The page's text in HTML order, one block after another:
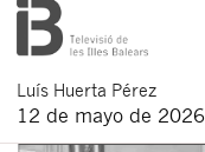
Luís Huerta Pérez
12 de mayo de 2026